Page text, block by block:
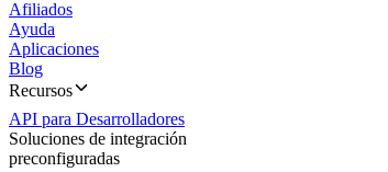
Afiliados
Ayuda
Aplicaciones
Blog
Recursos
API para Desarrolladores
Soluciones de integración
preconfiguradas